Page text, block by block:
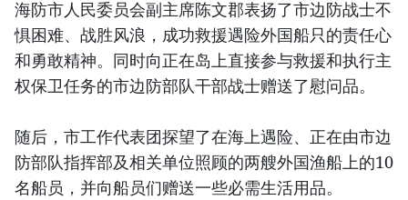
海防市人民委员会副主席陈文郡表扬了市边防战士不
惧困难、战胜风浪，成功救援遇险外国船只的责任心
和勇敢精神。同时向正在岛上直接参与救援和执行主
权保卫任务的市边防部队干部战士赠送了慰问品。
随后，市工作代表团探望了在海上遇险、正在由市边
防部队指挥部及相关单位照顾的两艘外国渔船上的10
名船员，并向船员们赠送一些必需生活用品。